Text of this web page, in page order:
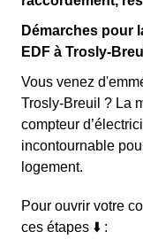
Démarches pour
EDF à Trosly-
Vous venez
Trosly-Breuil ? La
compteur
incontournable
logement.
Pour ouvrir votre
ces étapes ⬇️ :